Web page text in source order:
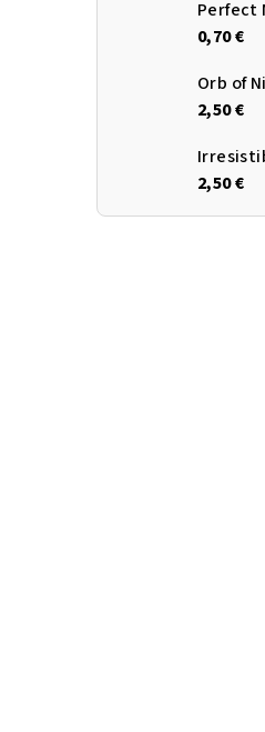
0,70 €
Orb of
2,50 €
2,50 €